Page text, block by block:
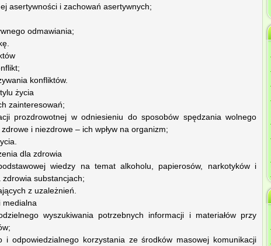
asertywności i zachowań asertywnych;
odmawiania;
konfliktów.
życia
zainteresowań;
prozdrowotnej w odniesieniu do sposobów spędzania wolnego
i niezdrowe – ich wpływ na organizm;
dla zdrowia
wiedzy na temat alkoholu, papierosów, narkotyków i
substancjach;
z uzależnień.
medialna
wyszukiwania potrzebnych informacji i materiałów przy
i odpowiedzialnego korzystania ze środków masowej komunikacji